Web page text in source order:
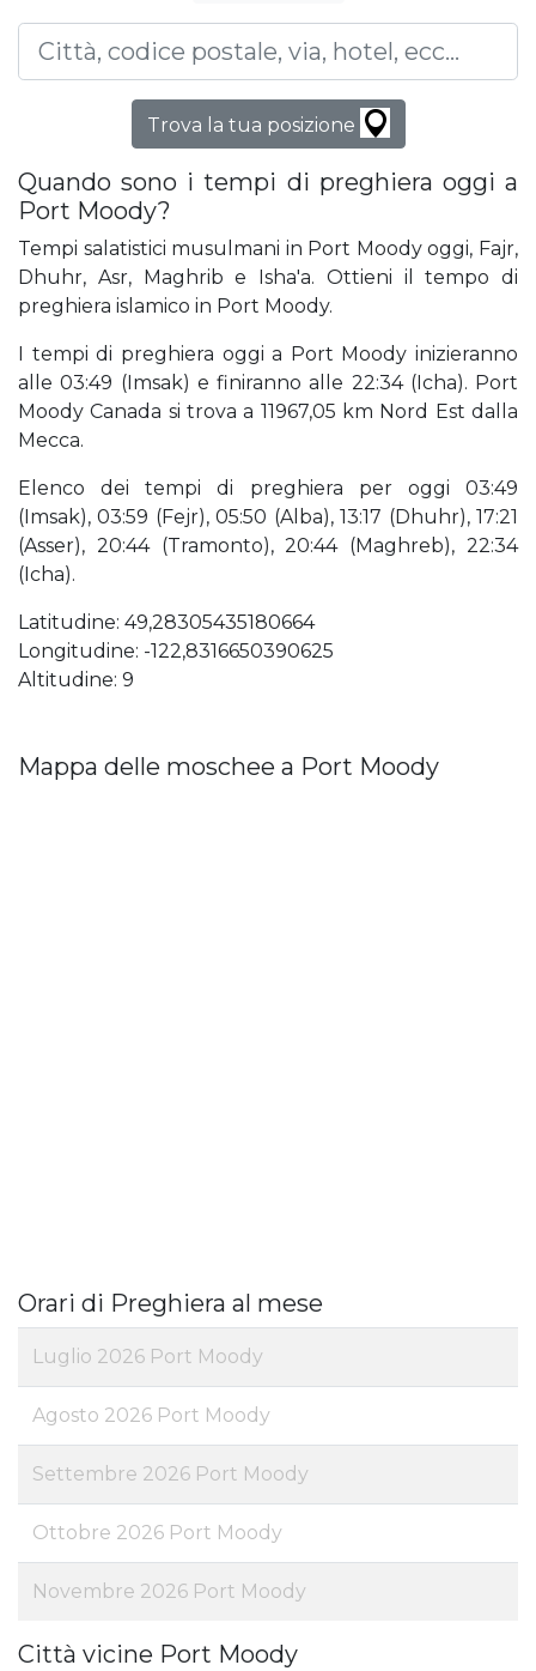
Trova la tua posizione
Quando sono i tempi di preghiera oggi a
Port Moody?
Tempi salatistici musulmani in Port Moody oggi, Fajr,
Dhuhr, Asr, Maghrib e Isha'a. Ottieni il tempo di
preghiera islamico in Port Moody.
I tempi di preghiera oggi a Port Moody inizieranno
alle 03:49 (Imsak) e finiranno alle 22:34 (Icha). Port
Moody Canada si trova a 11967,05 km Nord Est dalla
Mecca.
Elenco dei tempi di preghiera per oggi 03:49
(Imsak), 03:59 (Fejr), 05:50 (Alba), 13:17 (Dhuhr), 17:21
(Asser), 20:44 (Tramonto), 20:44 (Maghreb), 22:34
(Icha).
Latitudine: 49,28305435180664
Longitudine: -122,8316650390625
Altitudine: 9
Mappa delle moschee a Port Moody
Orari di Preghiera al mese
Luglio 2026 Port Moody
Agosto 2026 Port Moody
Settembre 2026 Port Moody
Ottobre 2026 Port Moody
Novembre 2026 Port Moody
Città vicine Port Moody